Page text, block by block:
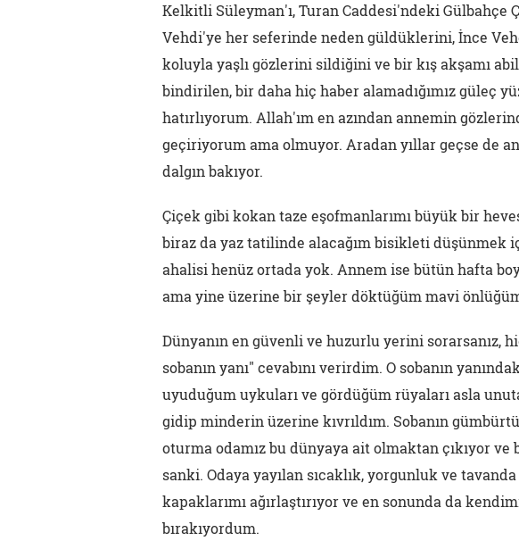
Kelkitli Süleyman'ı, Turan Caddesi'ndeki Gülbahçe
Vehdi'ye her seferinde neden güldüklerini, İnce
koluyla yaşlı gözlerini sildiğini ve bir kış akşamı
bindirilen, bir daha hiç haber alamadığımız güleç
hatırlıyorum. Allah'ım en azından annemin
geçiriyorum ama olmuyor. Aradan yıllar geçse de
dalgın bakıyor.
Çiçek gibi kokan taze eşofmanlarımı büyük bir
biraz da yaz tatilinde alacağım bisikleti düşünmek
ahalisi henüz ortada yok. Annem ise bütün hafta
ama yine üzerine bir şeyler döktüğüm mavi
Dünyanın en güvenli ve huzurlu yerini sorarsanız,
sobanın yanı" cevabını verirdim. O sobanın
uyuduğum uykuları ve gördüğüm rüyaları asla
gidip minderin üzerine kıvrıldım. Sobanın
oturma odamız bu dünyaya ait olmaktan çıkıyor
sanki. Odaya yayılan sıcaklık, yorgunluk ve
kapaklarımı ağırlaştırıyor ve en sonunda da
bırakıyordum.